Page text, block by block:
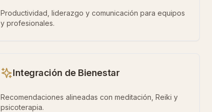
Productividad, liderazgo y comunicación para equipos
y profesionales.
Integración de Bienestar
Recomendaciones alineadas con meditación, Reiki y
psicoterapia.